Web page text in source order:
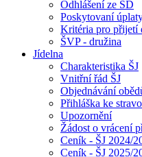
Odhlášení ze ŠD
Poskytovaní
Kritéria pro přijetí
ŠVP - družina
Jídelna
Charakteristika ŠJ
Vnitřní řád ŠJ
Objednávání
Přihláška ke
Upozornění
Žádost o vrácení
Ceník - ŠJ 2024/
Ceník - ŠJ 2025/